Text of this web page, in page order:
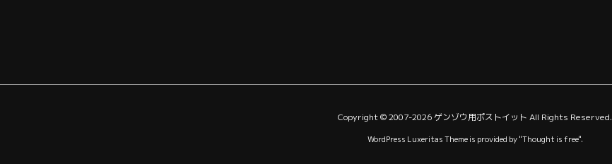
Copyright ©2007-2026ゲンゾウ用ポストイット All Rights Reserved.
WordPress Luxeritas Theme is provided by "Thought is free".